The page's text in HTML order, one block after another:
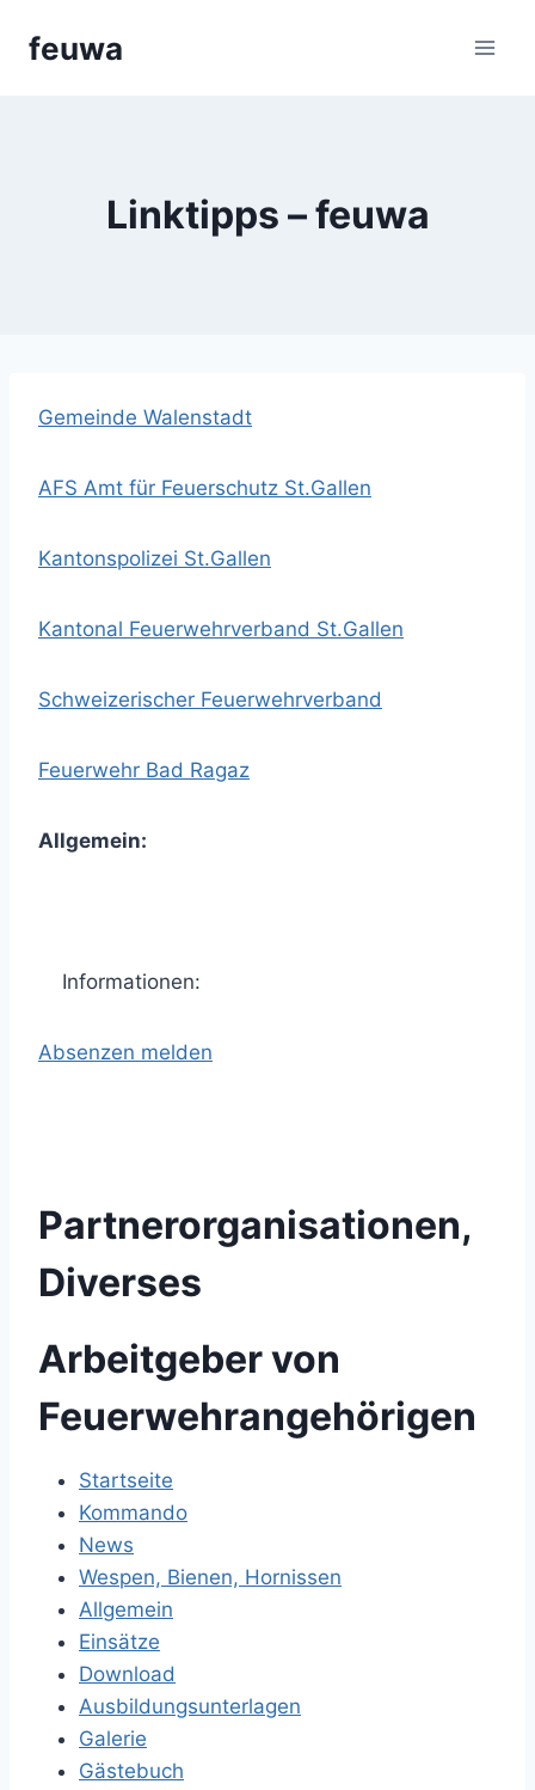
feuwa
Linktipps – feuwa
Gemeinde Walenstadt
AFS Amt für Feuerschutz St.Gallen
Kantonspolizei St.Gallen
Kantonal Feuerwehrverband St.Gallen
Schweizerischer Feuerwehrverband
Feuerwehr Bad Ragaz
Allgemein:
Informationen:
Absenzen melden
Partnerorganisationen,
Diverses
Arbeitgeber von
Feuerwehrangehörigen
Startseite
Kommando
News
Wespen, Bienen, Hornissen
Allgemein
Einsätze
Download
Ausbildungsunterlagen
Galerie
Gästebuch